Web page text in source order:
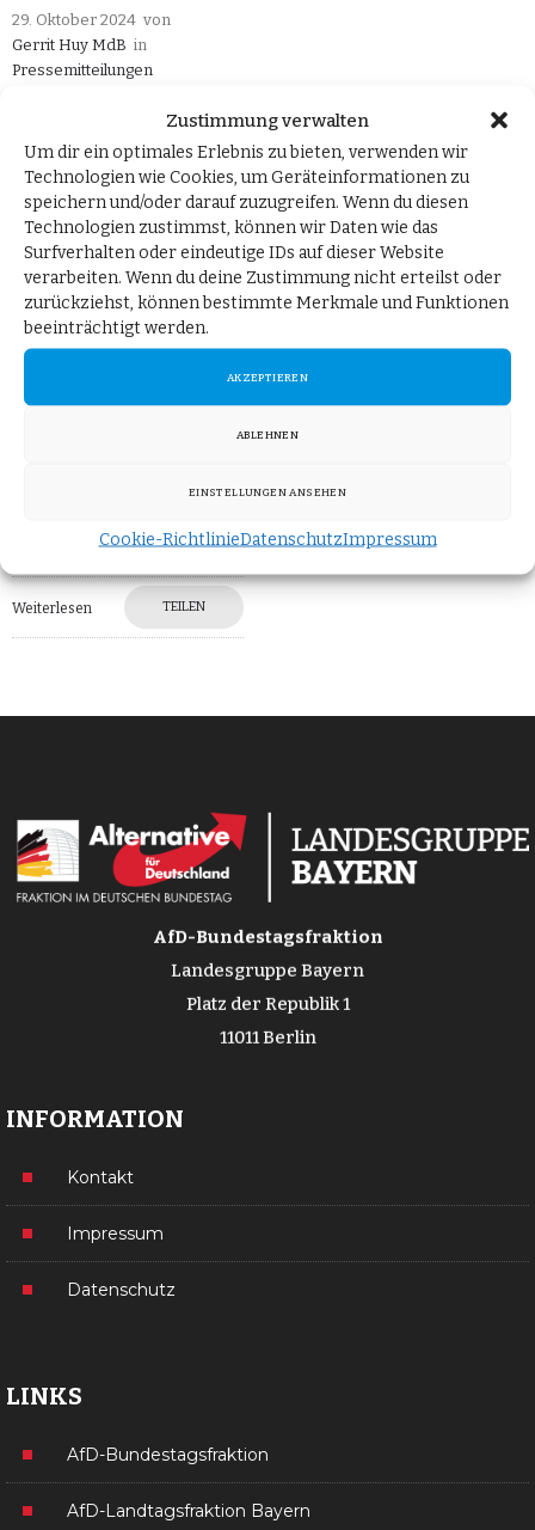
Zustimmung verwalten
Um dir ein optimales Erlebnis zu bieten, verwenden wir
Technologien wie Cookies, um Geräteinformationen zu
speichern und/oder darauf zuzugreifen. Wenn du diesen
Technologien zustimmst, können wir Daten wie das
Surfverhalten oder eindeutige IDs auf dieser Website
verarbeiten. Wenn du deine Zustimmung nicht erteilst oder
zurückziehst, können bestimmte Merkmale und Funktionen
beeinträchtigt werden.
AKZEPTIEREN
ABLEHNEN
EINSTELLUNGEN ANSEHEN
Cookie-RichtlinieDatenschutzImpressum
29. Oktober 2024 von
Gerrit Huy MdB in
Pressemitteilungen
Berlin, 29. Oktober 2024.
Zur Zweckentfremdung
von
Krankenkassenbeitragsgeldern
teilt die
arbeitsmarktpolitische
Sprecherin der AfD-
Bundestagsfraktion, Gerrit
Huy, mit: „Wir
mehreren Jahren. Sie ist
nicht neu, sondern
Weiterlesen TEILEN
AfD-Bundestagsfraktion
Landesgruppe Bayern
Platz der Republik 1
11011 Berlin
INFORMATION
Kontakt
Impressum
Datenschutz
LINKS
AfD-Bundestagsfraktion
AfD-Landtagsfraktion Bayern